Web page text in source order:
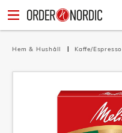
Hem & Hushåll Kaffe/Espresso